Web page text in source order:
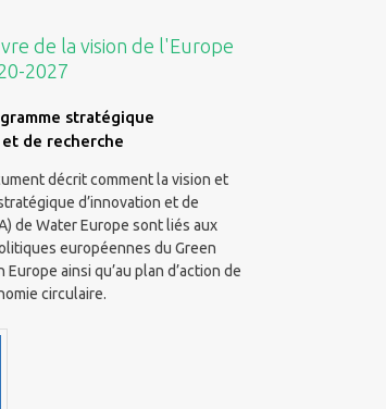
de la vision de l'Europe
2027
stratégique
de recherche
décrit comment la vision et
d’innovation et de
de Water Europe sont liés aux
européennes du Green
ainsi qu’au plan d’action de
circulaire.